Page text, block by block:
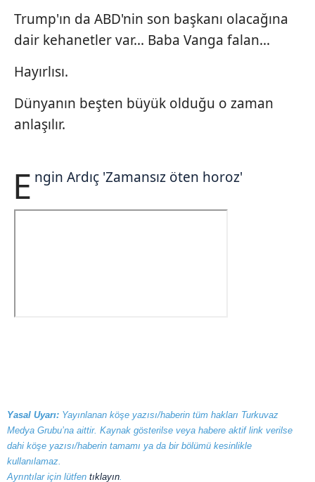
Trump'ın da ABD'nin son başkanı olacağına
dair kehanetler var... Baba Vanga falan...
Hayırlısı.
Dünyanın beşten büyük olduğu o zaman
anlaşılır.
E ngin Ardıç 'Zamansız öten horoz'
Yasal Uyarı: Yayınlanan köşe yazısı/haberin tüm hakları Turkuvaz
Medya Grubu’na aittir. Kaynak gösterilse veya habere aktif link verilse
dahi köşe yazısı/haberin tamamı ya da bir bölümü kesinlikle
kullanılamaz.
Ayrıntılar için lütfen tıklayın.